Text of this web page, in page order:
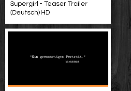
Supergirl - Teaser Trailer
(Deutsch) HD